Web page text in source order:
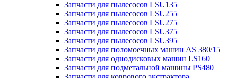
Запчасти для пылесосов LSU135
Запчасти для пылесосов LSU255
Запчасти для пылесосов LSU275
Запчасти для пылесосов LSU375
Запчасти для пылесосов LSU395
Запчасти для поломоечных машин AS 380/15
Запчасти для однодисковых машин LS160
Запчасти для подметальной машины PS480
Запчасти для коврового экстрактора